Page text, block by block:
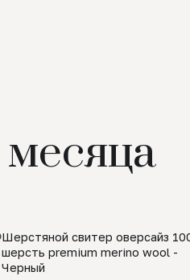
Шерстяной свитер оверсайз
шерсть premium merino wool -
Черный